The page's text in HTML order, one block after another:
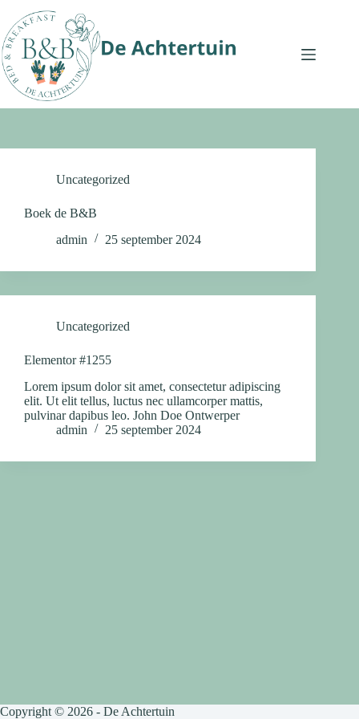
naar
de
inhoud
Uncategorized
Boek de B&B
admin
25 september 2024
Uncategorized
Elementor #1255
Lorem ipsum dolor sit amet, consectetur adipiscing
elit. Ut elit tellus, luctus nec ullamcorper mattis,
pulvinar dapibus leo. John Doe Ontwerper
admin
25 september 2024
Copyright © 2026 - De Achtertuin